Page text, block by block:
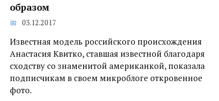
образом
03.12.2017
Известная модель российского происхождения
Анастасия Квитко, ставшая известной благодаря
сходству со знаменитой американкой, показала
подписчикам в своем микроблоге откровенное
фото.